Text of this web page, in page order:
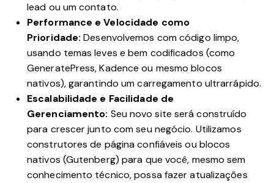
lead ou um contato.
Performance e Velocidade como
Prioridade: Desenvolvemos com código limpo,
usando temas leves e bem codificados (como
GeneratePress, Kadence ou mesmo blocos
nativos), garantindo um carregamento ultrarrápido.
Escalabilidade e Facilidade de
Gerenciamento: Seu novo site será construído
para crescer junto com seu negócio. Utilizamos
construtores de página confiáveis ou blocos
nativos (Gutenberg) para que você, mesmo sem
conhecimento técnico, possa fazer atualizações